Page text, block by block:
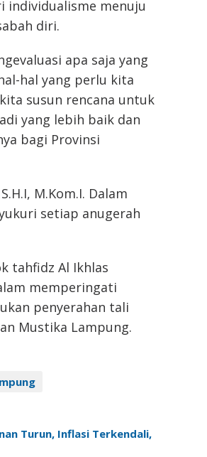
individualisme menuju
diri.
apa saja yang
hal yang perlu kita
susun rencana untuk
yang lebih baik dan
bagi Provinsi
M.Kom.I. Dalam
setiap anugerah
tahfidz Al Ikhlas
memperingati
penyerahan tali
Mustika Lampung.
Turun, Inflasi Terkendali,